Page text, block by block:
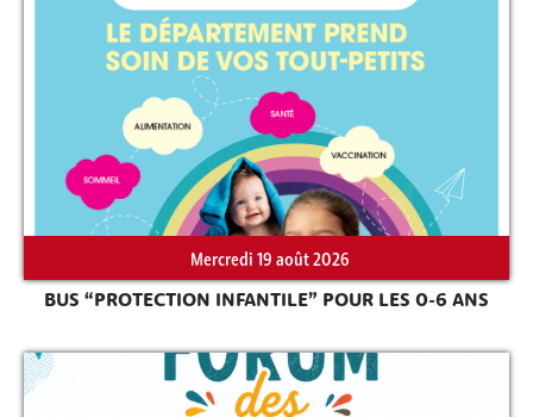
Mercredi 19 août 2026
BUS “PROTECTION INFANTILE” POUR LES 0-6 ANS